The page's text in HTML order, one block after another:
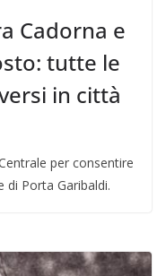
Cadorna e
tutte le
in città
per consentire
di Porta Garibaldi.